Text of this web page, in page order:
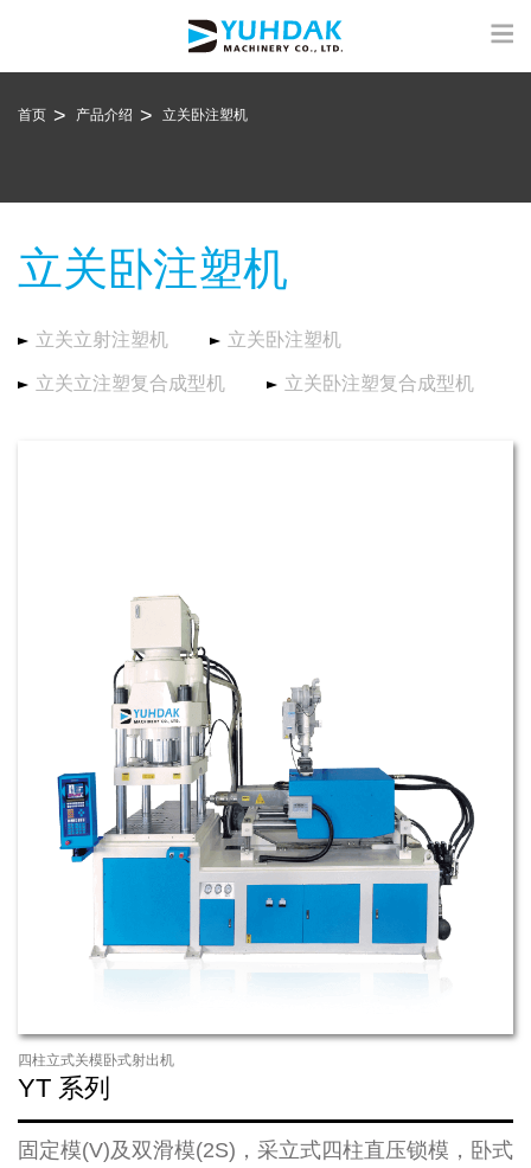
首页 产品介绍 立关卧注塑机
立关卧注塑机
立关立射注塑机 立关卧注塑机
立关立注塑复合成型机 立关卧注塑复合成型机
四柱立式关模卧式射出机
YT 系列
固定模(V)及双滑模(2S)，采立式四柱直压锁模，卧式